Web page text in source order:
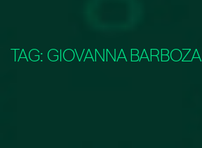
TAG: GIOVANNA BARBOZA